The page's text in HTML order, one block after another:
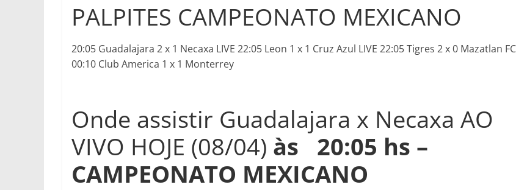
PALPITES CAMPEONATO MEXICANO
20:05 Guadalajara 2 x 1 Necaxa LIVE 22:05 Leon 1 x 1 Cruz Azul LIVE 22:05 Tigres 2 x 0 Mazatlan FC
00:10 Club America 1 x 1 Monterrey
Onde assistir Guadalajara x Necaxa AO
VIVO HOJE (08/04) às 20:05 hs –
CAMPEONATO MEXICANO